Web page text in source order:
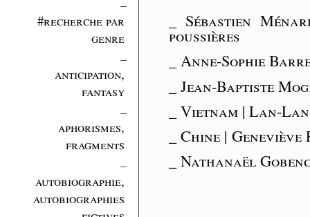
#recherche par
genre
anticipation,
fantasy
aphorismes,
fragments
autobiographie,
autobiographies
_ Sébastien
poussières
_ Anne-Sophie
_ Jean-Baptiste
_ Vietnam | Lan-
_ Chine |
_ Nathanaël